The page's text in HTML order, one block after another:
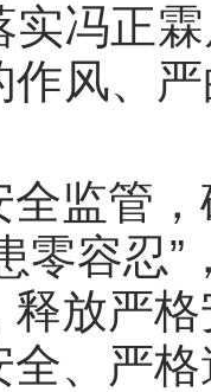
冯正
风、
管，
零容忍
放严
全、严